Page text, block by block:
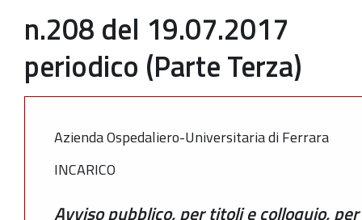
n.208 del 19.07.2017
periodico (Parte Terza)
Azienda Ospedaliero-Universitaria di Ferrara
INCARICO
Avviso pubblico, per titoli e colloquio,